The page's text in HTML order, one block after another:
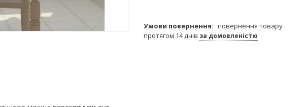
повернення товару
протягом 14 днів за домовленістю